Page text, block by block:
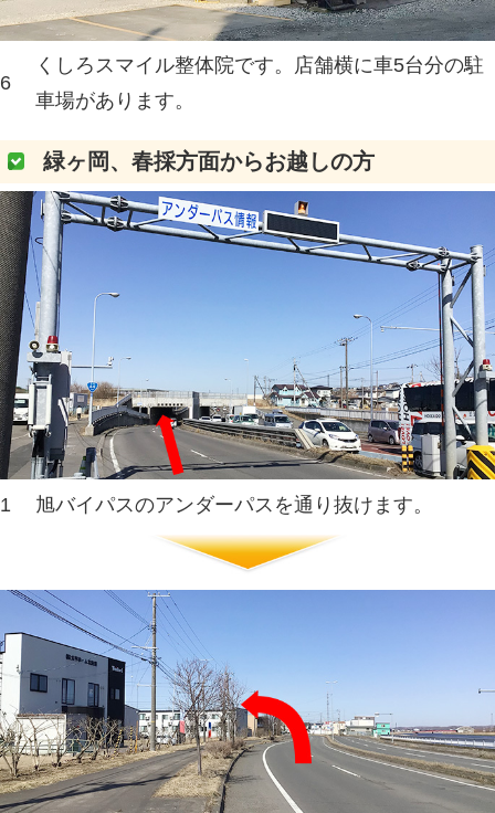
釧路市川北町8-7（川北東
厚岸、標茶、中標津方面よ
れる方
1 JRA近くのR44号とR391の交